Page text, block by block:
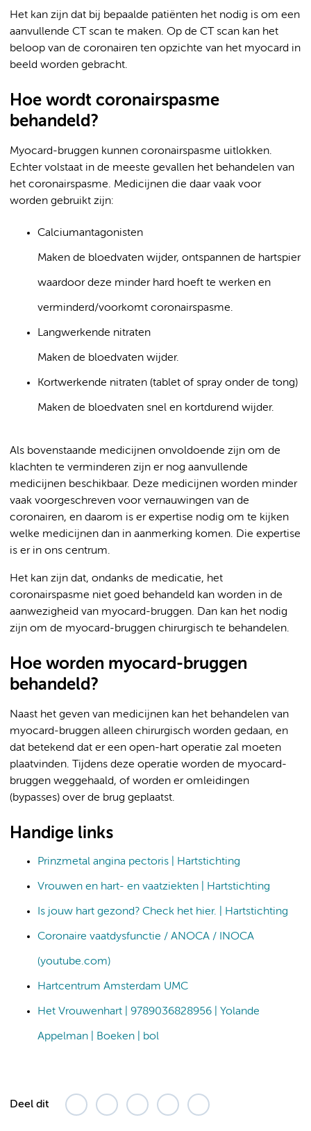
Het kan zijn dat bij bepaalde patiënten het nodig is om een
aanvullende CT scan te maken. Op de CT scan kan het
beloop van de coronairen ten opzichte van het myocard in
beeld worden gebracht.
Hoe wordt coronairspasme
behandeld?
Myocard-bruggen kunnen coronairspasme uitlokken.
Echter volstaat in de meeste gevallen het behandelen van
het coronairspasme. Medicijnen die daar vaak voor
worden gebruikt zijn:
Calciumantagonisten
Maken de bloedvaten wijder, ontspannen de hartspier
waardoor deze minder hard hoeft te werken en
verminderd/voorkomt coronairspasme.
Langwerkende nitraten
Maken de bloedvaten wijder.
Kortwerkende nitraten (tablet of spray onder de tong)
Maken de bloedvaten snel en kortdurend wijder.
Als bovenstaande medicijnen onvoldoende zijn om de
klachten te verminderen zijn er nog aanvullende
medicijnen beschikbaar. Deze medicijnen worden minder
vaak voorgeschreven voor vernauwingen van de
coronairen, en daarom is er expertise nodig om te kijken
welke medicijnen dan in aanmerking komen. Die expertise
is er in ons centrum.
Het kan zijn dat, ondanks de medicatie, het
coronairspasme niet goed behandeld kan worden in de
aanwezigheid van myocard-bruggen. Dan kan het nodig
zijn om de myocard-bruggen chirurgisch te behandelen.
Hoe worden myocard-bruggen
behandeld?
Naast het geven van medicijnen kan het behandelen van
myocard-bruggen alleen chirurgisch worden gedaan, en
dat betekend dat er een open-hart operatie zal moeten
plaatvinden. Tijdens deze operatie worden de myocard-
bruggen weggehaald, of worden er omleidingen
(bypasses) over de brug geplaatst.
Handige links
Prinzmetal angina pectoris | Hartstichting
Vrouwen en hart- en vaatziekten | Hartstichting
Is jouw hart gezond? Check het hier. | Hartstichting
Coronaire vaatdysfunctie / ANOCA / INOCA
(youtube.com)
Hartcentrum Amsterdam UMC
Het Vrouwenhart | 9789036828956 | Yolande
Appelman | Boeken | bol
Deel dit